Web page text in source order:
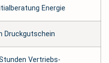
Energie
Druckgutschein
Vertriebs-